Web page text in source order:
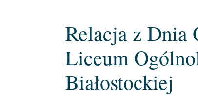
Relacja z Dnia
Liceum
Białostockiej